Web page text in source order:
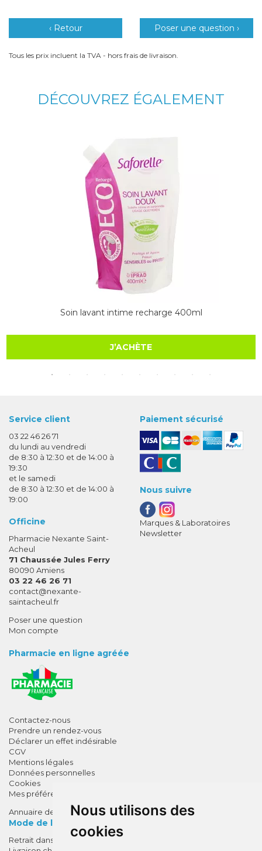
Nous utilisons des
cookies
‹ Retour Poser une question ›
Tous les prix incluent la TVA - hors frais de livraison.
DÉCOUVREZ ÉGALEMENT
Soin lavant intime recharge 400ml
J’ACHÈTE
Service client
03 22 46 26 71
du lundi au vendredi
de 8:30 à 12:30 et de 14:00 à
19:30
et le samedi
de 8:30 à 12:30 et de 14:00 à
19:00
Officine
Pharmacie Nexante Saint-
Acheul
71 Chaussée Jules Ferry
80090 Amiens
03 22 46 26 71
contact-
@-
nexante-
saintacheul.fr
Poser une question
Mon compte
Paiement sécurisé
Nous suivre
Marques & Laboratoires
Newsletter
Pharmacie en ligne agréée
Contactez-nous
Prendre un rendez-vous
Déclarer un effet indésirable
CGV
Mentions légales
Données personnelles
Cookies
Mes préférences Cookies
Annuaire des pharmacies
Mode de livraison
Retrait dans la pharmacie